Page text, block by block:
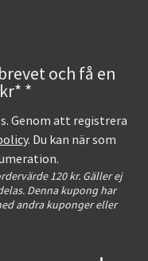
och få en
*
Genom att registrera
. Du kan när som
120 kr. Gäller ej
Denna kupong har
andra kuponger eller